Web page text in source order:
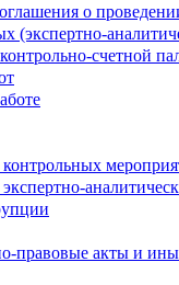
о
(экспертно-
счетной
контрольных
экспертно-
правовые акты и